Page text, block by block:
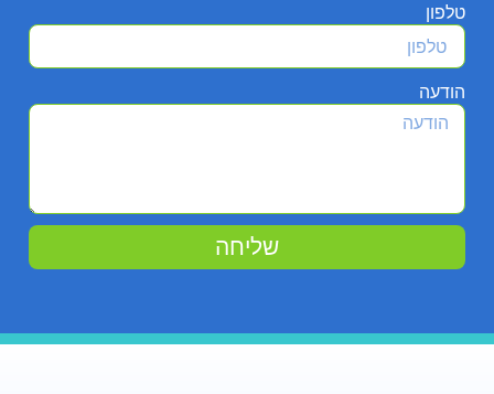
טלפון
הודעה
שליחה